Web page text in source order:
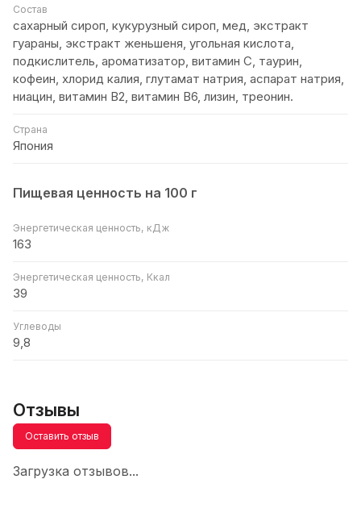
Состав
сахарный сироп, кукурузный сироп, мед, экстракт
гуараны, экстракт женьшеня, угольная кислота,
подкислитель, ароматизатор, витамин С, таурин,
кофеин, хлорид калия, глутамат натрия, аспарат натрия,
ниацин, витамин В2, витамин В6, лизин, треонин.
Страна
Япония
Пищевая ценность на 100 г
Энергетическая ценность, кДж
163
Энергетическая ценность, Ккал
39
Углеводы
9,8
Отзывы
Оставить отзыв
Загрузка отзывов...